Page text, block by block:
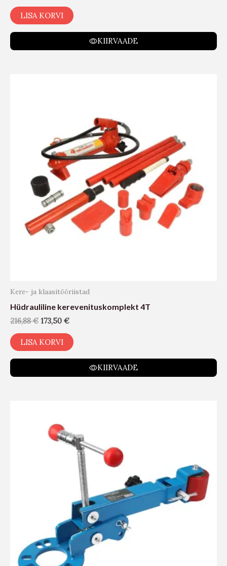
LISA KORVI
KIIRVAADE
Kere- ja klaasitööriistad
Hüdrauliline kerevenituskomplekt 4T
216,88€ 173,50 €
LISA KORVI
KIIRVAADE